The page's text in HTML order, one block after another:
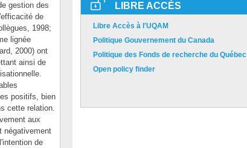
gestion des
de
1998;
lignée
2000) ont
ainsi de
positifs, bien
cette relation.
aux
négativement
de
LIBRE ACCÈS
Libre Accès à l'UQAM
Politique Gouvernement du Canada
Politique des Fonds de recherche du Québec
Open policy finder